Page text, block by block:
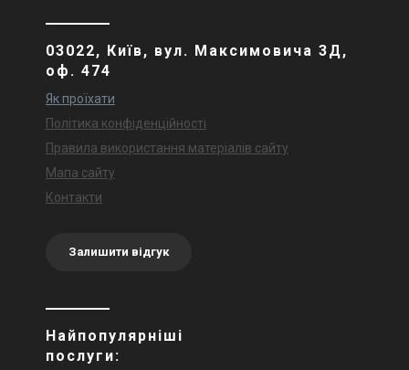
03022, Київ, вул. Максимовича 3Д,
оф. 474
Як проїхати
Політика конфіденційності
Правила використання матеріалів сайту
Мапа сайту
Контакти
Залишити відгук
Найпопулярніші
послуги: